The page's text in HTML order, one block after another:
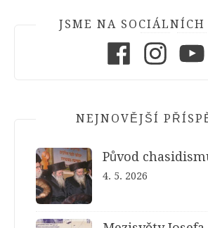
JSME NA
NEJNOVĚJŠÍ
Původ
4. 5. 2026